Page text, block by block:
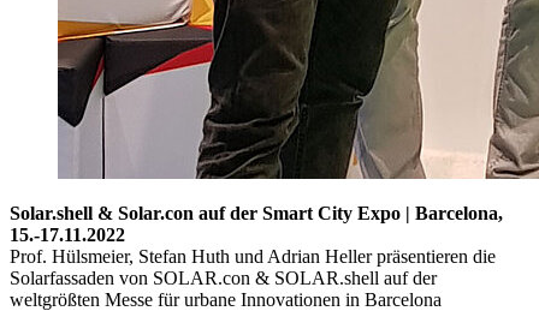
Solar.shell & Solar.con auf der Smart City Expo | Barcelona,
15.-17.11.2022
Prof. Hülsmeier, Stefan Huth und Adrian Heller präsentieren die
Solarfassaden von SOLAR.con & SOLAR.shell auf der
weltgrößten Messe für urbane Innovationen in Barcelona